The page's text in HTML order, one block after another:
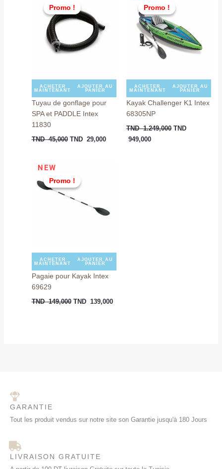
Promo !
Promo !
ACHETER
MAINTENANT
AJOUTER AU
PANIER
Tuyau de gonflage pour
SPA et PADDLE Intex
11830
TND45,000
initial
était :
45,000.
TND 29,000
Promo !
Promo !
ACHETER
MAINTENANT
AJOUTER AU
PANIER
Kayak Challenger K1 Intex
68305NP
TND1.249,000
était :
TND
1.249,000.
TND
949,000
actuel
est :
TND
949,000.
Promo !
NEW
Promo !
ACHETER
MAINTENANT
AJOUTER AU
PANIER
Pagaie pour Kayak Intex
69629
TND149,000
initial
était :
TND
149,000.
TND 139,000
GARANTIE
Tout les produit vendus sur notre site son Garantie jusqu'à 180 Jours
LIVRAISON GRATUITE